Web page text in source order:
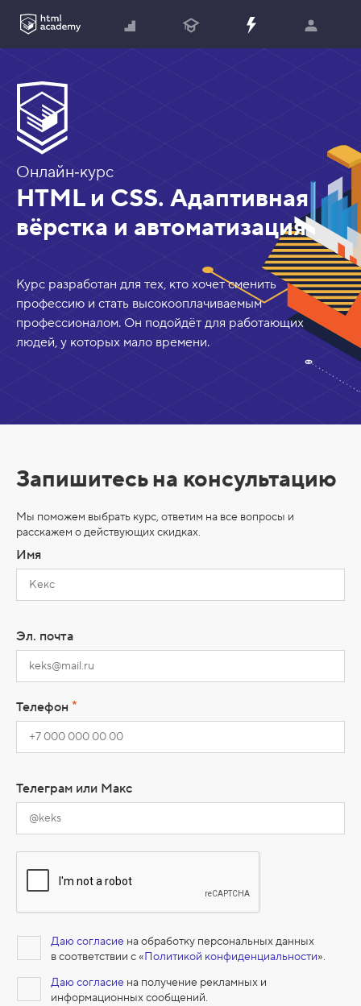
Онлайн‑курс
HTML и CSS. Адаптивная
вёрстка и автоматизация
Курс разработан для тех, кто хочет сменить
профессию и стать высокооплачиваемым
профессионалом. Он подойдёт для работающих
людей, у которых мало времени.
Запишитесь на консультацию
Мы поможем выбрать курс, ответим на все вопросы и
расскажем о действующих скидках.
Имя
Эл. почта
Телефон *
Телеграм или Макс
Даю согласие на обработку персональных данных
в соответствии с «Политикой конфиденциальности».
Даю согласие на получение рекламных и
информационных сообщений.